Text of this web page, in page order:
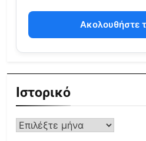
Ακολουθήστε
Ιστορικό